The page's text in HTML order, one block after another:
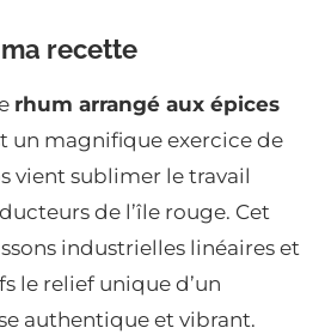
recette
rhum arrangé aux épices
un magnifique exercice de
vient sublimer le travail
de l’île rouge. Cet
industrielles linéaires et
le relief unique d’un
authentique et vibrant.